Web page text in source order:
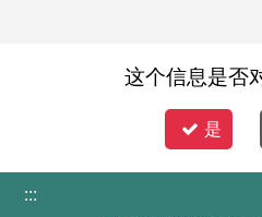
这个信息是否
是
:::